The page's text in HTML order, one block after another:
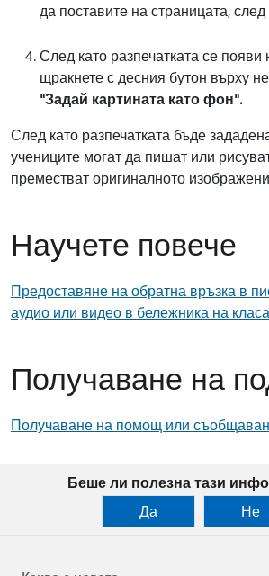
да поставите на страницата,
След като разпечатката се появи
щракнете с десния бутон върху
"Задай картината като фон".
След като разпечатката бъде
учениците могат да пишат или
преместват оригиналното
Научете повече
Предоставяне на обратна връзка в
аудио или видео в бележника на класа
Получаване на
Получаване на помощ или
Беше ли полезна тази
Да
Не